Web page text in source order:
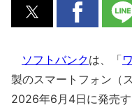
ソフトバンクは、「
製のスマートフォン（
2026年6月4日に発売